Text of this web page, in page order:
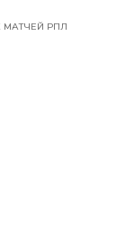
МАТЧЕЙ РПЛ